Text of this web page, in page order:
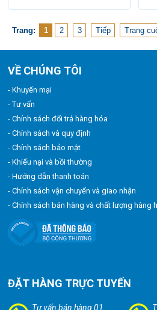
Trang: 1 2 3 Tiếp Trang
VỀ CHÚNG TÔI
- Khuyến mại
- Tư vấn
- Chính sách đổi trả hàng hóa
- Chính sách và quy định
- Chính sách bảo mật
- Khiếu nại và bồi thường
- Hướng dẫn thanh toán
- Chính sách vận chuyển và giao nhận
- Chính sách bán hàng và chất lượng hàng
ĐẶT HÀNG TRỰC TUYẾN
Tư vấn bán hàng 01